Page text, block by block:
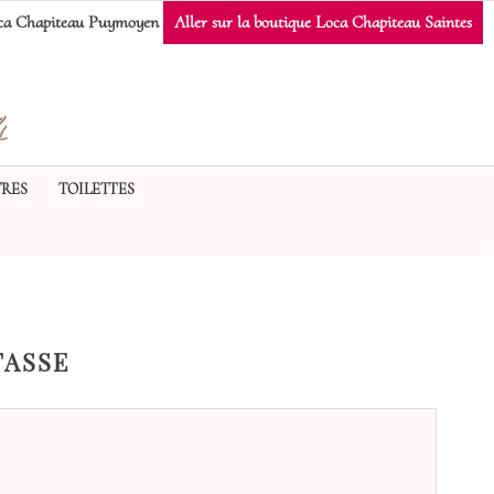
Chapiteau Puymoyen Aller sur la boutique Loca Chapiteau Saintes
TOILETTES